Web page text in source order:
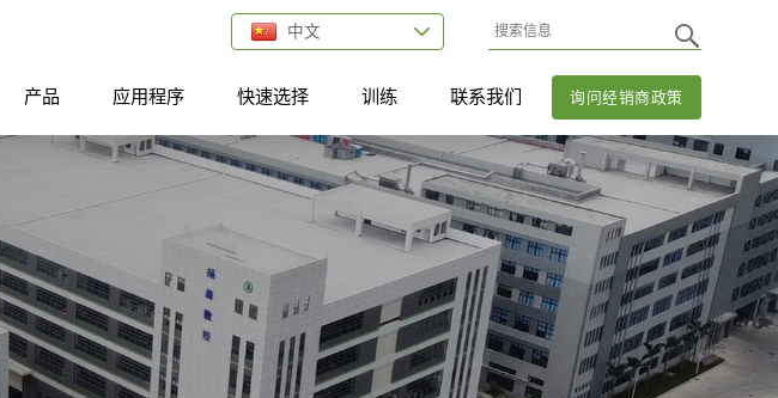
中文
询问经销商政策
产品 应用程序 快速选择 训练 联系我们